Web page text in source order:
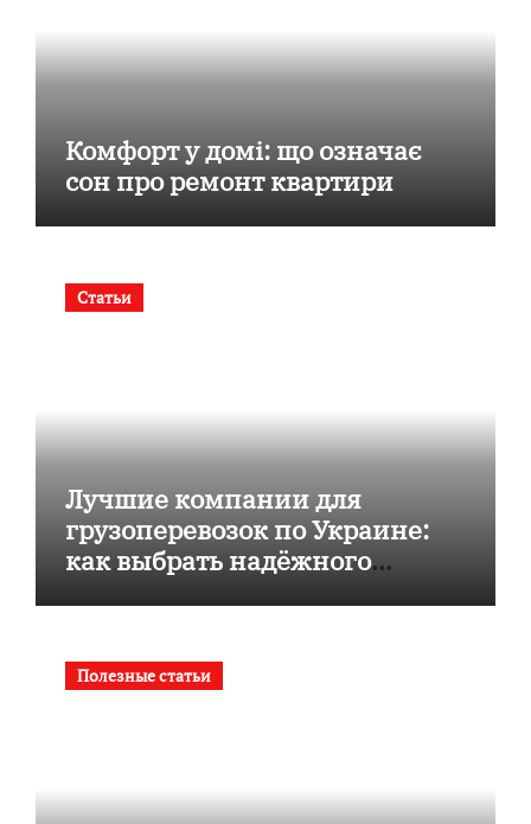
Комфорт у домі: що означає
сон про ремонт квартири
Статьи
Лучшие компании для
грузоперевозок по Украине:
как выбрать надёжного
Полезные статьи